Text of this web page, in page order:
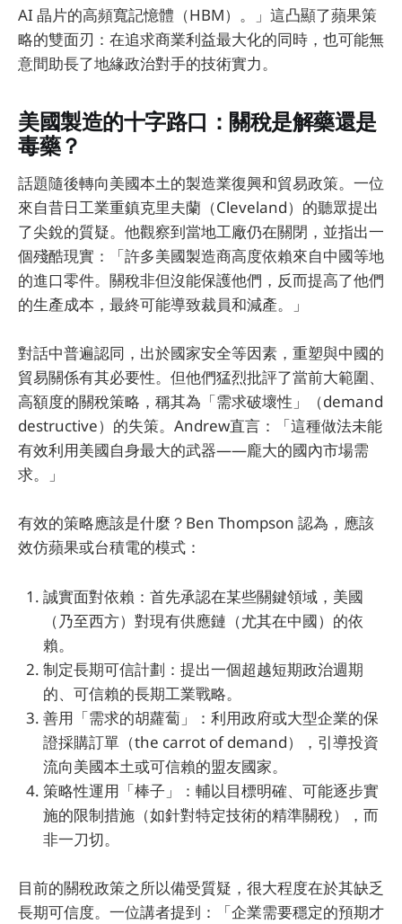
AI 晶片的高頻寬記憶體（HBM）。」這凸顯了蘋果策
略的雙面刃：在追求商業利益最大化的同時，也可能無
意間助長了地緣政治對手的技術實力。
美國製造的十字路口：關稅是解藥還是
毒藥？
話題隨後轉向美國本土的製造業復興和貿易政策。一位
來自昔日工業重鎮克里夫蘭（Cleveland）的聽眾提出
了尖銳的質疑。他觀察到當地工廠仍在關閉，並指出一
個殘酷現實：「許多美國製造商高度依賴來自中國等地
的進口零件。關稅非但沒能保護他們，反而提高了他們
的生產成本，最終可能導致裁員和減產。」
對話中普遍認同，出於國家安全等因素，重塑與中國的
貿易關係有其必要性。但他們猛烈批評了當前大範圍、
高額度的關稅策略，稱其為「需求破壞性」（demand
destructive）的失策。Andrew直言：「這種做法未能
有效利用美國自身最大的武器——龐大的國內市場需
求。」
有效的策略應該是什麼？Ben Thompson 認為，應該
效仿蘋果或台積電的模式：
誠實面對依賴：首先承認在某些關鍵領域，美國
（乃至西方）對現有供應鏈（尤其在中國）的依
賴。
制定長期可信計劃：提出一個超越短期政治週期
的、可信賴的長期工業戰略。
善用「需求的胡蘿蔔」：利用政府或大型企業的保
證採購訂單（the carrot of demand），引導投資
流向美國本土或可信賴的盟友國家。
策略性運用「棒子」：輔以目標明確、可能逐步實
施的限制措施（如針對特定技術的精準關稅），而
非一刀切。
目前的關稅政策之所以備受質疑，很大程度在於其缺乏
長期可信度。一位講者提到：「企業需要穩定的預期才